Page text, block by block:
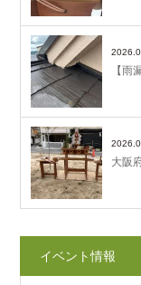
【
大阪
イベント情報